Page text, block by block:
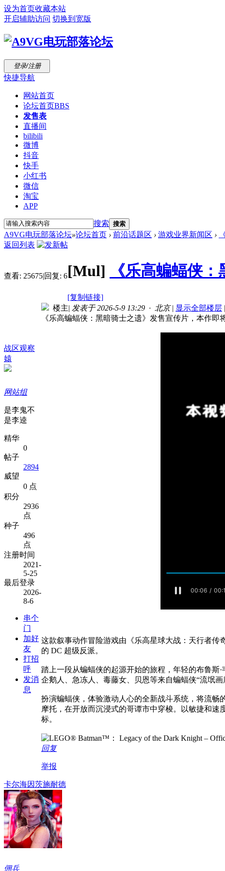
设为首页收藏本站
开启辅助访问 切换到宽版
登录/注册
快捷导航
网站首页
论坛首页BBS
发售表
直播间
bilibili
微博
抖音
快手
小红书
微信
淘宝
APP
搜索 搜索
A9VG电玩部落论坛»论坛首页 › 前沿话题区 › 游戏业界新闻区 ›
返回列表
查看: 25675|回复: 6[Mul] 《乐高蝙蝠侠
[复制链接]
战区观察
媴
网站组
是李鬼不
是李逵
精华
0
帖子
2894
威望
0 点
积分
2936
点
种子
496
点
注册时间
2021-
5-25
最后登录
2026-
8-6
串个
门
加好
友
打招
呼
发消
息
楼主| 发表于 2026-5-9 13:29 · 北京 | 显示全部楼层 |
《乐高蝙蝠侠：黑暗骑士之遗》发售宣传片，本作即
这款叙事动作冒险游戏由《乐高星球大战：天行者传
的 DC 超级反派。
踏上一段从蝙蝠侠的起源开始的旅程，年轻的布鲁斯
企鹅人、急冻人、毒藤女、贝恩等来自蝙蝠侠“流氓画
扮演蝙蝠侠，体验激动人心的全新战斗系统，将流畅
摩托，在开放而沉浸式的哥谭市中穿梭。以敏捷和
标。
回复
举报
卡尔海因茨施耐德
佣兵